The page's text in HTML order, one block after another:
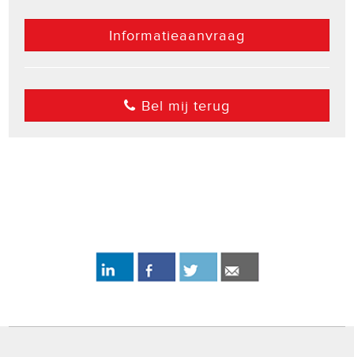
Informatieaanvraag
Bel mij terug